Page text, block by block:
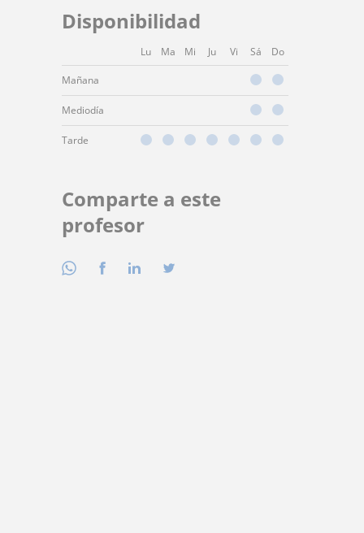
Disponibilidad
Lu Ma Mi Ju Vi Sá Do
Mañana
Mediodía
Tarde
Comparte a este
profesor